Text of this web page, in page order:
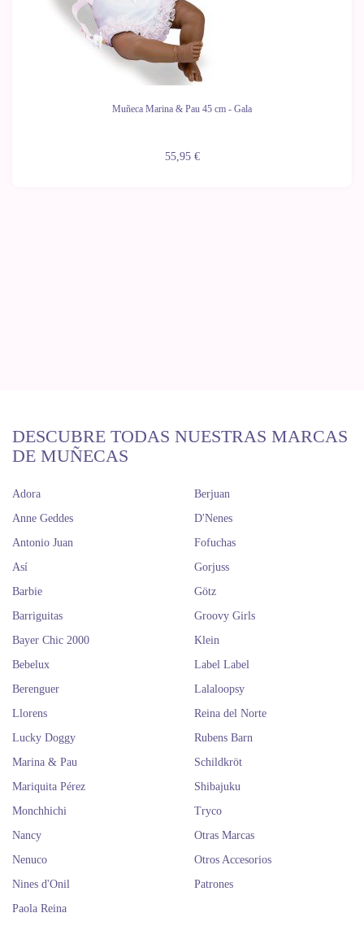
Muñeca Marina & Pau 45 cm - Gala
55,95 €
DESCUBRE TODAS NUESTRAS MARCAS
DE MUÑECAS
Adora
Anne Geddes
Antonio Juan
Así
Barbie
Barriguitas
Bayer Chic 2000
Bebelux
Berenguer
Berjuan
D'Nenes
Fofuchas
Gorjuss
Götz
Groovy Girls
Klein
Label Label
Lalaloopsy
Llorens
Lucky Doggy
Marina & Pau
Mariquita Pérez
Monchhichi
Nancy
Nenuco
Nines d'Onil
Paola Reina
Reina del Norte
Rubens Barn
Schildkröt
Shibajuku
Tryco
Otras Marcas
Otros Accesorios
Patrones